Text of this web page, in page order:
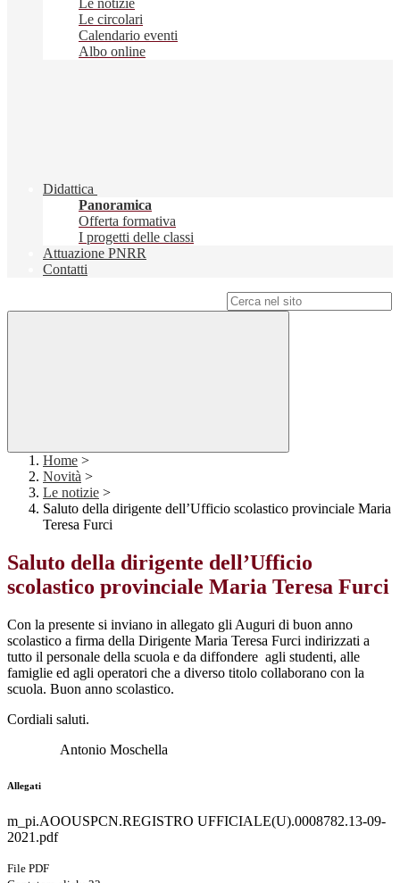
Le notizie
Le circolari
Calendario eventi
Albo online
Didattica
Panoramica
Offerta formativa
I progetti delle classi
Attuazione PNRR
Contatti
Home >
Novità >
Le notizie >
Saluto della dirigente dell’Ufficio scolastico provinciale Maria
Teresa Furci
Saluto della dirigente dell’Ufficio
scolastico provinciale Maria Teresa Furci
Con la presente si inviano in allegato gli Auguri di buon anno
scolastico a firma della Dirigente Maria Teresa Furci indirizzati a
tutto il personale della scuola e da diffondere agli studenti, alle
famiglie ed agli operatori che a diverso titolo collaborano con la
scuola. Buon anno scolastico.
Cordiali saluti.
Antonio Moschella
Allegati
m_pi.AOOUSPCN.REGISTRO UFFICIALE(U).0008782.13-09-
2021.pdf
File PDF